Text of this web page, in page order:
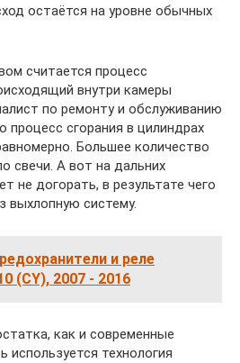
остаётся на уровне обычных
считается процесс
внутри камеры
по ремонту и обслуживанию
процесс сгорания в цилиндрах
Большее количество
свечи. А вот на дальних
не догорать, в результате чего
выхлопную систему.
и реле
(CY), 2007 - 2016
как и современные
технология